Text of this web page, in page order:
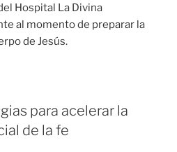
Hospital La Divina
al momento de preparar la
de Jesús.
para acelerar la
de la fe